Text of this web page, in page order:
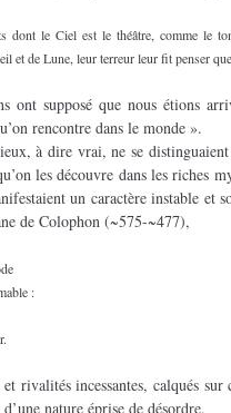
dont le Ciel est le théâtre, comme le
et de Lune, leur terreur leur fit penser
ont supposé que nous étions
rencontre dans le monde ».
à dire vrai, ne se distinguaient
les découvre dans les riches
un caractère instable et
de Colophon (~575-~477),
:
rivalités incessantes, calqués sur
nature éprise de désordre.